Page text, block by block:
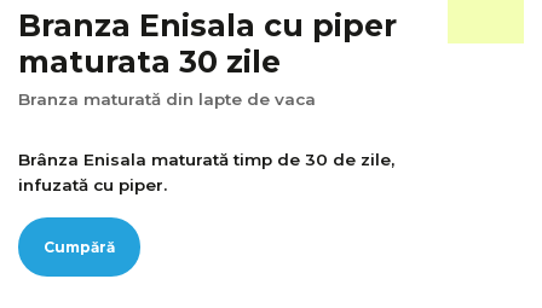
Branza Enisala cu piper
maturata 30 zile
Branza maturată din lapte de vaca
Brânza Enisala maturată timp de 30 de zile,
infuzată cu piper.
Cumpără